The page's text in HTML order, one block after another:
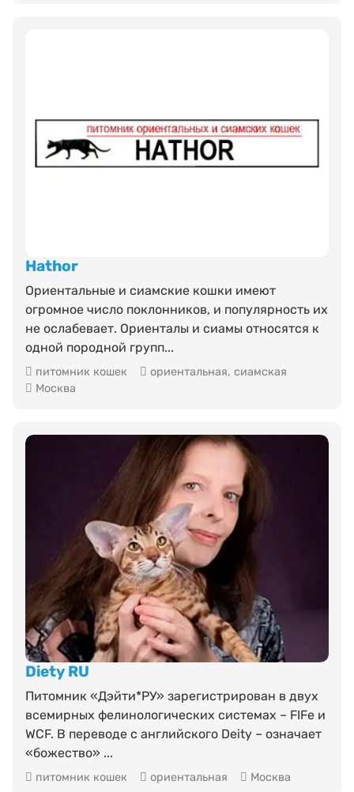
Hathor
Ориентальные и сиамские кошки имеют
огромное число поклонников, и популярность их
не ослабевает. Ориенталы и сиамы относятся к
одной породной групп...
питомник кошек ориентальная, сиамская
Москва
Diety RU
Питомник «Дэйти*РУ» зарегистрирован в двух
всемирных фелинологических системах – FIFe и
WCF. В переводе с английского Deity – означает
«божество» ...
питомник кошек ориентальная Москва